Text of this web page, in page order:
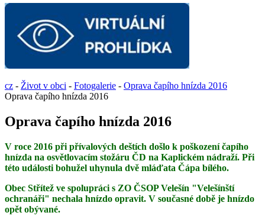
cz - Život v obci - Fotogalerie - Oprava čapího hnízda 2016
Oprava čapího hnízda 2016
Oprava čapího hnízda 2016
V roce 2016 při přívalových deštích došlo k poškození čapího
hnízda na osvětlovacím stožáru ČD na Kaplickém nádraží. Při
této události bohužel uhynula dvě mláďata Čápa bílého.
Obec Střítež ve spolupráci s ZO ČSOP Velešín "Velešínští
ochranáři" nechala hnízdo opravit. V současné době je hnízdo
opět obývané.